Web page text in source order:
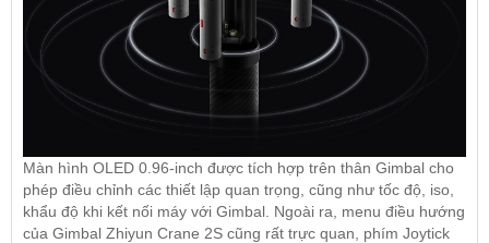
Màn hình OLED 0.96-inch được tích hợp trên thân Gimbal cho
phép điều chỉnh các thiết lập quan trọng, cũng như tốc độ, iso,
khẩu độ khi kết nối máy với Gimbal. Ngoài ra, menu điều hướng
của Gimbal Zhiyun Crane 2S cũng rất trực quan, phím Joytick